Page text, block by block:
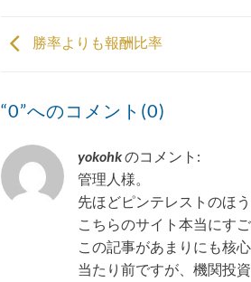
勝率よりも報酬比率
“0”へのコメント(0)
yokohkのコメント:
管理人様。
先ほどピンテレストのほ
こちらのサイト本当にす
この記事があまりにも核
当たり前ですが、機関投